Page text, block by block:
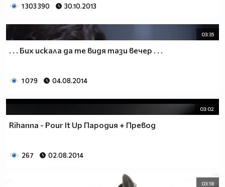
1 303 390 30.10.2013
03:35
. . . Бих искала да те видя тази вечер . . .
1 079 04.08.2014
03:02
Rihanna - Pour It Up Пародия + Превод
267 02.08.2014
03:18